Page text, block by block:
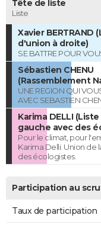
Tête de liste
Liste
Xavier BERTRAND
d'union à droite)
SE BATTRE POUR
Sébastien CHENU
(Rassemblement
UNE REGION QUI
AVEC SEBASTIEN
Karima DELLI
gauche avec des
Pour le climat, pour
Karima Delli. Union de
des écologistes.
Participation au
Taux de participation